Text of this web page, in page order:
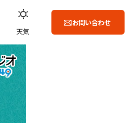
天気
お問い合わせ